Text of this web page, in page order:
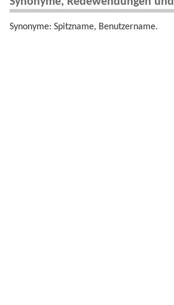
Synonyme: Spitzname, Benutzername.